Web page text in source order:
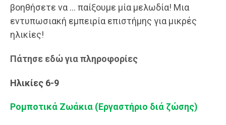
βοηθήσετε να … παίξουμε μία μελωδία! Μια
εντυπωσιακή εμπειρία επιστήμης για μικρές
ηλικίες!
Πάτησε εδώ για πληροφορίες
Ηλικίες 6-9
Ρομποτικά Ζωάκια (Εργαστήριο διά ζώσης)